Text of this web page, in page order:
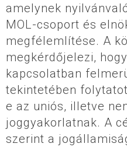
amelynek
MOL-csoport és
megfélemlítése. A
megkérdőjelezi,
kapcsolatban
tekintetében
e az uniós, illetve
joggyakorlatnak. A
szerint a